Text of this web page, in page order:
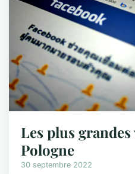
Les plus
Pologne
30 septembre 2022